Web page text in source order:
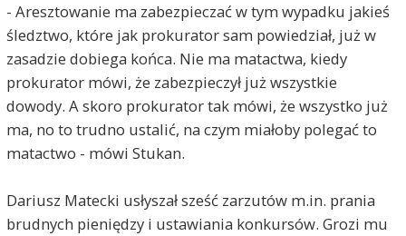
- Aresztowanie ma zabezpieczać w tym wypadku jakieś
śledztwo, które jak prokurator sam powiedział, już w
zasadzie dobiega końca. Nie ma matactwa, kiedy
prokurator mówi, że zabezpieczył już wszystkie
dowody. A skoro prokurator tak mówi, że wszystko już
ma, no to trudno ustalić, na czym miałoby polegać to
matactwo - mówi Stukan.
Dariusz Matecki usłyszał sześć zarzutów m.in. prania
brudnych pieniędzy i ustawiania konkursów. Grozi mu